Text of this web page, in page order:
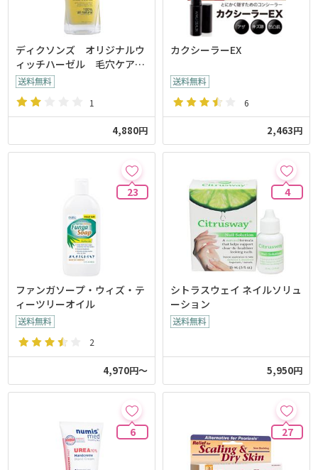
ディクソンズ オリジナルウ
ィッチハーゼル 毛穴ケアト
ナー
1
4,880円
カクシーラーEX
6
2,463円
23
ファンガソープ・ウィズ・テ
ィーツリーオイル
2
4,970円～
4
シトラスウェイ ネイルソリュ
ーション
5,950円
6 27